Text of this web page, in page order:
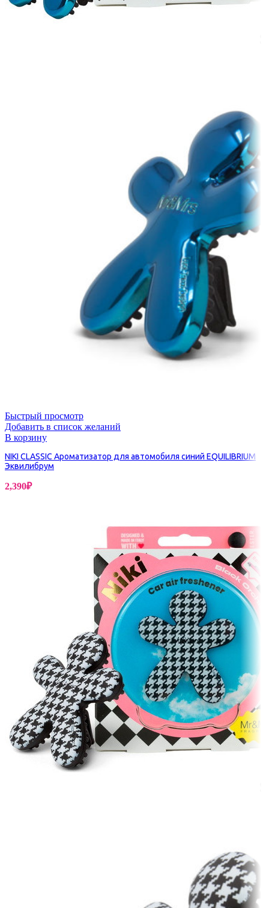
Быстрый просмотр
Добавить в список желаний
В корзину
NIKI CLASSIC Ароматизатор для автомобиля синий EQUILIBRIUM
Эквилибрум
2,390₽